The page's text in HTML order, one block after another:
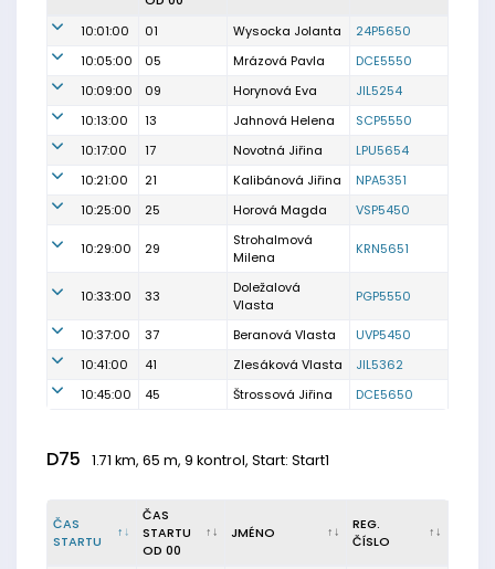
10:01:00 01 Wysocka Jolanta
24P5650
10:05:00
05 Mrázová Pavla
DCE5550
10:09:00
09 Horynová Eva
JIL5254
10:13:00
13 Jahnová Helena
SCP5550
10:17:00
17 Novotná Jiřina
LPU5654
10:21:00
21 Kalibánová Jiřina
NPA5351
10:25:00
25 Horová Magda VSP5450
10:29:00 29
Strohalmová
Milena
KRN5651
10:33:00 33
Doležalová
Vlasta
PGP5550
10:37:00 37 Beranová Vlasta
UVP5450
10:41:00
41 Zlesáková Vlasta
JIL5362
10:45:00
45 Štrossová Jiřina DCE5650
D75 1.71 km, 65 m, 9 kontrol, Start: Start1
ČAS
STARTU
ČAS
STARTU
OD 00
JMÉNO
REG.
ČÍSLO